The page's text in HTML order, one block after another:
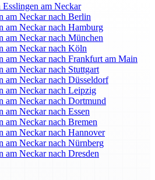
am Neckar
am Neckar nach Berlin
am Neckar nach Hamburg
am Neckar nach München
am Neckar nach Köln
am Neckar nach Frankfurt am Main
am Neckar nach Stuttgart
am Neckar nach Düsseldorf
am Neckar nach Leipzig
am Neckar nach Dortmund
am Neckar nach Essen
am Neckar nach Bremen
am Neckar nach Hannover
am Neckar nach Nürnberg
am Neckar nach Dresden